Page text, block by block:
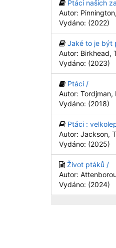
Ptáci našich
Autor:
Vydáno: (2022)
Jaké to je být
Autor: Birkhead,
Vydáno: (2023)
Ptáci /
Autor:
Vydáno: (2018)
Ptáci :
Autor: Jackson,
Vydáno: (2025)
Život ptáků /
Autor:
Vydáno: (2024)